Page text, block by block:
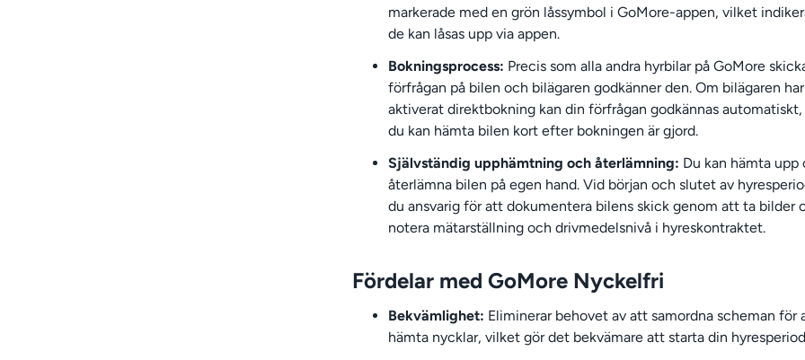
markerade med en grön låssymbol i GoMore-appen, vilket
de kan låsas upp via appen.
Bokningsprocess: Precis som alla andra hyrbilar på GoMore
förfrågan på bilen och bilägaren godkänner den. Om bilägaren har
aktiverat direktbokning kan din förfrågan godkännas
du kan hämta bilen kort efter bokningen är gjord.
Självständig upphämtning och återlämning: Du kan hämta upp
återlämna bilen på egen hand. Vid början och slutet av
du ansvarig för att dokumentera bilens skick genom att ta bilder
notera mätarställning och drivmedelsnivå i hyreskontraktet.
Fördelar med GoMore Nyckelfri
Bekvämlighet: Eliminerar behovet av att samordna scheman för
hämta nycklar, vilket gör det bekvämare att starta din